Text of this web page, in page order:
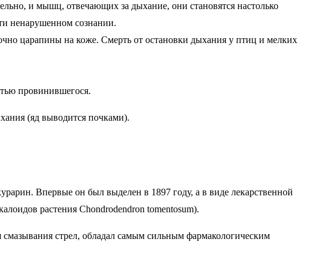
и мышц, отвечающих за дыхание, они становятся настолько
ненарушенном сознании.
царапины на коже. Смерть от остановки дыхания у птиц и мелких
провинившегося.
(яд выводится почками).
Впервые он был выделен в 1897 году, а в виде лекарственной
растения Chondrodendron tomentosum).
стрел, обладал самым сильным фармакологическим